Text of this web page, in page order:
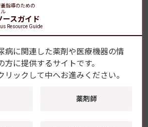
ックの人材確保はなぜ難しいのか
DX対応が加わった二重の経営負担
サポートガイド】人材採用編
指導」を診療フローに組み込む——
指導のための
ースガイド
Resource Guide
病に関連した薬剤や医療機器の情
方に提供するサイトです。
リックして中へお進みください。
薬剤師